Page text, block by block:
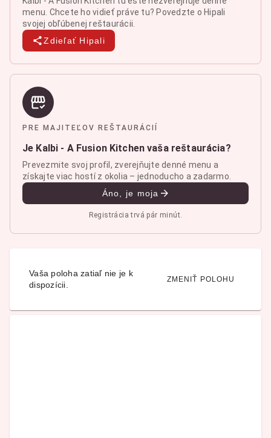
menu. Chcete ho vidieť práve tu? Povedzte o Hipali
svojej obľúbenej reštaurácii.
Zdieľať Hipali
PRE MAJITEĽOV REŠTAURÁCIÍ
Je Kalbi - A Fusion Kitchen vaša reštaurácia?
Prevezmite svoj profil, zverejňujte denné menu a
získajte viac hostí z okolia – jednoducho a zadarmo.
Áno, je moja
Registrácia trvá pár minút.
Vaša poloha zatiaľ nie je k
dispozícii.
ZMENIŤ POLOHU